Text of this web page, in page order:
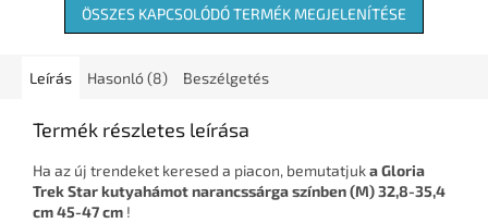
ÖSSZES KAPCSOLÓDÓ TERMÉK MEGJELENÍTÉSE
Leírás Hasonló (8) Beszélgetés
Termék részletes leírása
Ha az új trendeket keresed a piacon, bemutatjuka Gloria
Trek Star kutyahámot narancssárga színben (M) 32,8-35,4
cm 45-47 cm !